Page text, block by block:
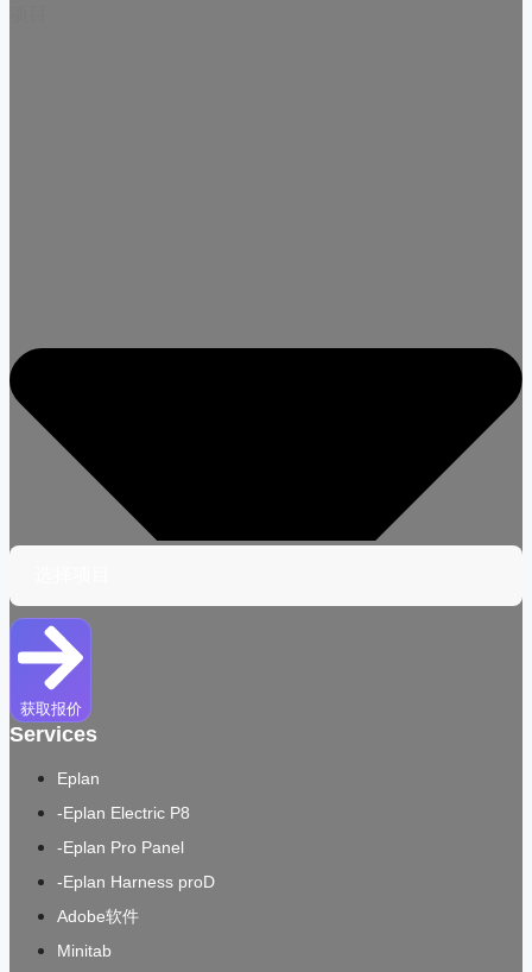
获取报价
Services
Eplan
-Eplan Electric P8
-Eplan Pro Panel
-Eplan Harness proD
Adobe软件
Minitab